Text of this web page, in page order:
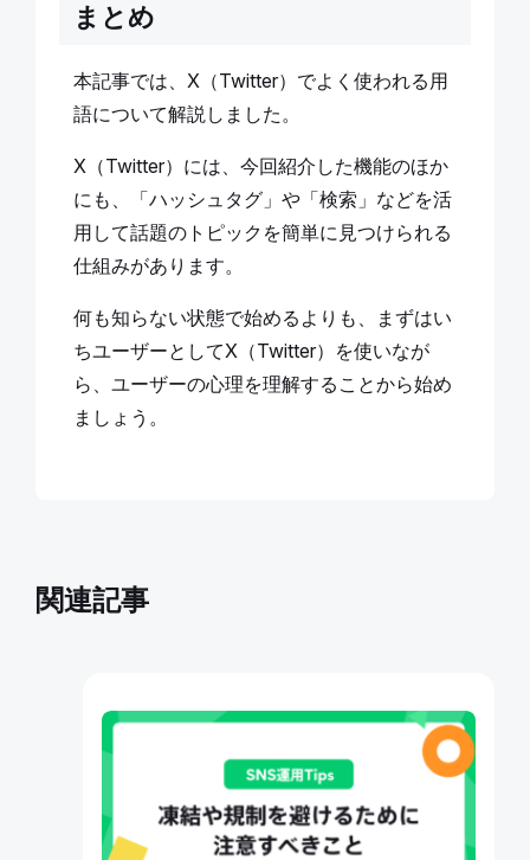
まとめ
本記事では、X（Twitter）でよく使われる用
語について解説しました。
X（Twitter）には、今回紹介した機能のほか
にも、「ハッシュタグ」や「検索」などを活
用して話題のトピックを簡単に見つけられる
仕組みがあります。
何も知らない状態で始めるよりも、まずはい
ちユーザーとしてX（Twitter）を使いなが
ら、ユーザーの心理を理解することから始め
ましょう。
関連記事